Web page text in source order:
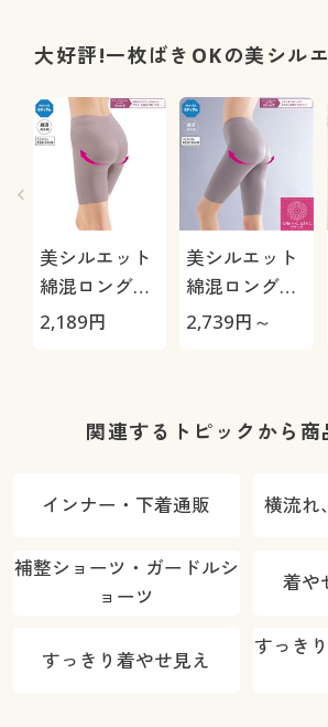
大好評!一枚ばきOKの美シル
美シルエット
綿混ロングガ
ードル(ミディ
ストゴム身生
2,189円
美シルエット
綿混ロングガ
ードル(ミディ
ストゴム身生
2,739円～
関連するトピックから商
インナー・下着通販 横流れ
補整ショーツ・ガードルシ
ョーツ
着や
すっきり着やせ見え
すっき